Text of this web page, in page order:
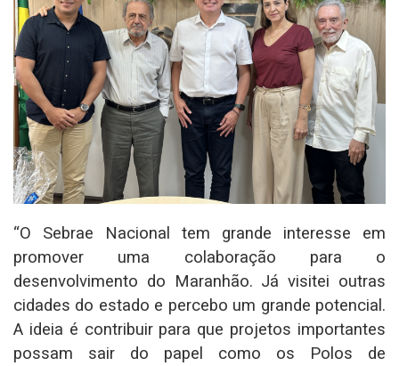
“O Sebrae Nacional tem grande interesse em
promover uma colaboração para o
desenvolvimento do Maranhão. Já visitei outras
cidades do estado e percebo um grande potencial.
A ideia é contribuir para que projetos importantes
possam sair do papel como os Polos de